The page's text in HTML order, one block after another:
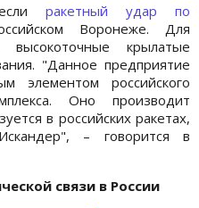
ракетный удар по
Воронеже. Для
высокоточные крылатые
"Данное предприятие
элементом российского
Оно производит
в российских ракетах,
– говорится в
связи в России